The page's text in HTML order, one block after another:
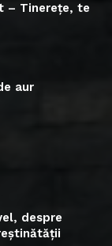
– Tinerețe, te
aur
despre